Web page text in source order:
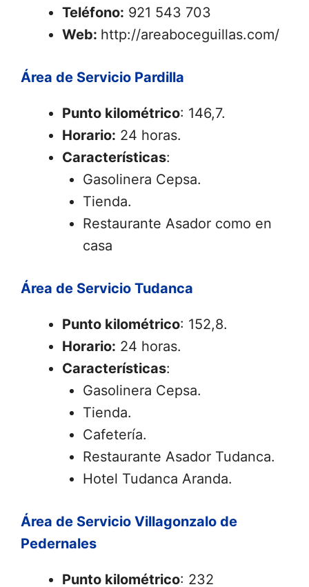
Teléfono: 921 543 703
Web: http://areaboceguillas.com/
Área de Servicio Pardilla
Punto kilométrico: 146,7.
Horario: 24 horas.
Características:
Gasolinera Cepsa.
Tienda.
Restaurante Asador como en
casa
Área de Servicio Tudanca
Punto kilométrico: 152,8.
Horario: 24 horas.
Características:
Gasolinera Cepsa.
Tienda.
Cafetería.
Restaurante Asador Tudanca.
Hotel Tudanca Aranda.
Área de Servicio Villagonzalo de
Pedernales
Punto kilométrico: 232